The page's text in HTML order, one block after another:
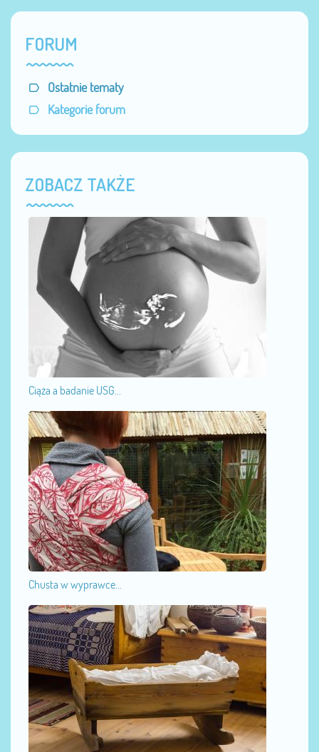
FORUM
Ostatnie tematy
Kategorie forum
ZOBACZ TAKŻE
Ciąża a badanie USG...
Chusta w wyprawce...